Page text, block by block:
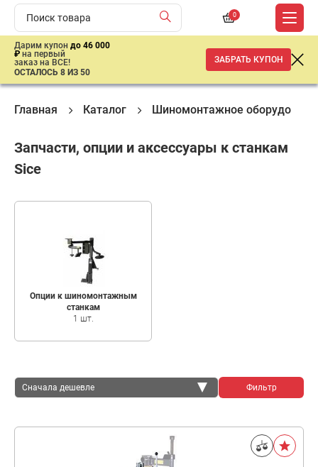
0
Дарим купон до 46 000
₽ на первый
заказ на ВСЕ!
ОСТАЛОСЬ 8 ИЗ 50
ЗАБРАТЬ КУПОН
Главная Каталог Шиномонтажное
Запчасти, опции и аксeссуары к станкам
Sice
Опции к шиномонтажным
станкам
1 шт.
Сначала дешевле Фильтр